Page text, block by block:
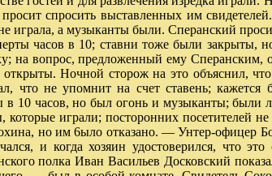
спросить выставленных им
играла, а музыканты были. Сперанский
часов в 10; ставни тоже были закрыты,
вопрос, предложенный ему Сперанским,
Ночной сторож на это объяснил,
не упомнит на счет ставень;
10 часов, но был огонь и музыканты; были
играли; посторонних посетителей
но им 6ыло отказано. — Унтер-офицер
и когда хозяин удостоверился, что
полка Иван Васильев Досковский